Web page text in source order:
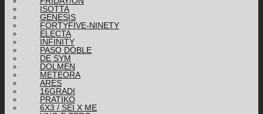
ISOTTA
GENESIS
FORTYFIVE-NINETY
ELECTA
INFINITY
PASO DOBLE
DE SYM
DOLMEN
METEORA
ARES
16GRADI
PRATIKO
6X3 / SEI X ME